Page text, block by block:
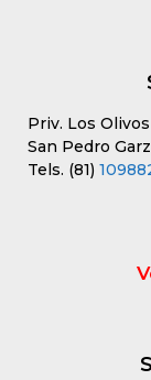
Priv. Los
San Pedro
Tels. (81)